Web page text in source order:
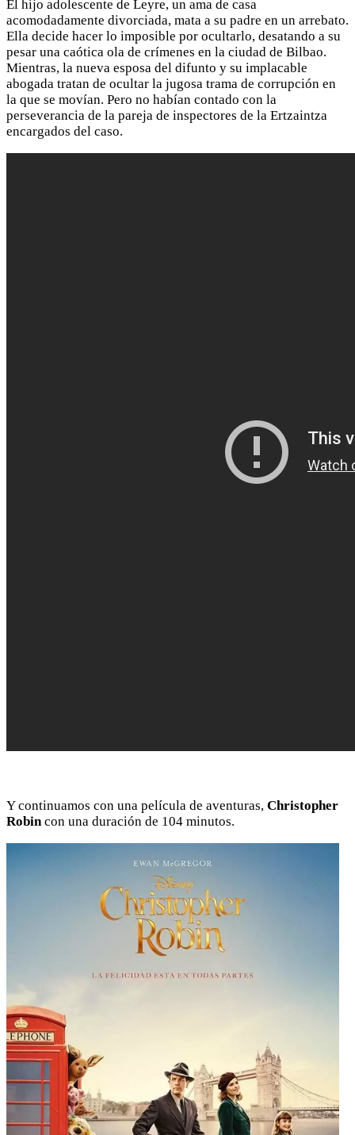
El hijo adolescente de Leyre, un ama de casa
acomodadamente divorciada, mata a su padre en un arrebato.
Ella decide hacer lo imposible por ocultarlo, desatando a su
pesar una caótica ola de crímenes en la ciudad de Bilbao.
Mientras, la nueva esposa del difunto y su implacable
abogada tratan de ocultar la jugosa trama de corrupción en
la que se movían. Pero no habían contado con la
perseverancia de la pareja de inspectores de la Ertzaintza
encargados del caso.
Y continuamos con una película de aventuras, Christopher
Robin con una duración de 104 minutos.